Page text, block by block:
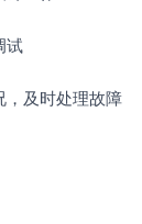
试
，及时处理故障